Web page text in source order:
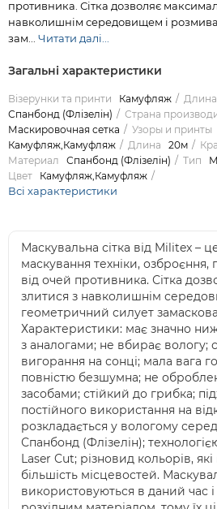
противника. Сітка дозволяє
навколишнім середовищем і
зам... Читати далі...
Загальні характеристики
Візерунки та принти Камуфляж Длина
Спанбонд (Флізелін)
Страна
Маскировочная сетка
Узоры и принты
Камуфляж,Камуфляж
Длина 20м
Материал
Спанбонд (Флізелін) Тип
Цвет
Камуфляж,Камуфляж
Всі характеристики
Маскувальна сітка від Militex –
маскування техніки, озброєння,
від очей противника. Сітка
злитися з навколишнім
геометричний силует
Характеристики: має значно
з аналогами; не вбирає вологу;
вигорання на сонці; мала вага
повністю безшумна; не
засобами; стійкий до грибка;
постійного використання на
розкладається у вологому
Спанбонд (Флізелін);
Laser Cut; різновид кольорів, які
більшість місцевостей.
використовуються в даний час і